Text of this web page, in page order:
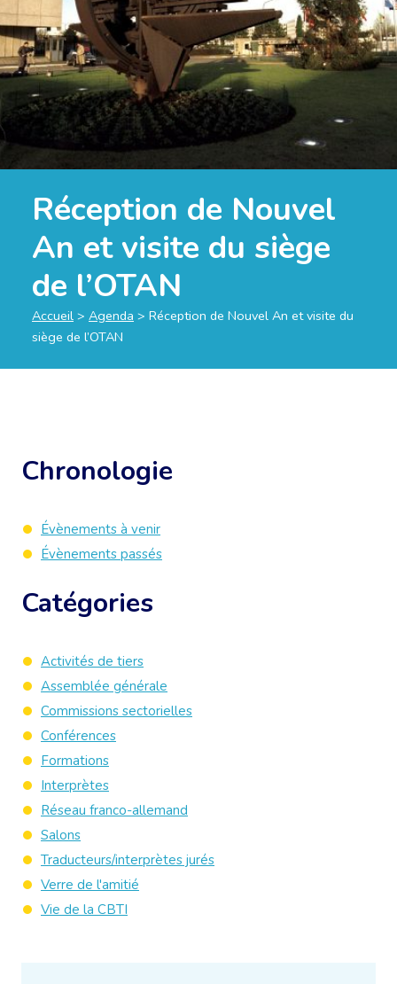
Réception de Nouvel
An et visite du siège
de l’OTAN
Accueil > Agenda > Réception de Nouvel An et visite du
siège de l’OTAN
Chronologie
Évènements à venir
Évènements passés
Catégories
Activités de tiers
Assemblée générale
Commissions sectorielles
Conférences
Formations
Interprètes
Réseau franco-allemand
Salons
Traducteurs/interprètes jurés
Verre de l'amitié
Vie de la CBTI